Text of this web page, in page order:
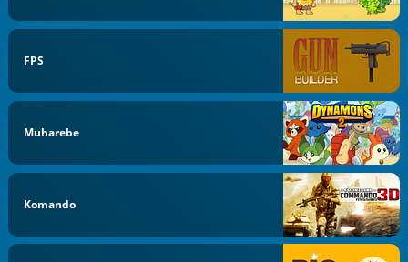
FPS
Muharebe
Komando